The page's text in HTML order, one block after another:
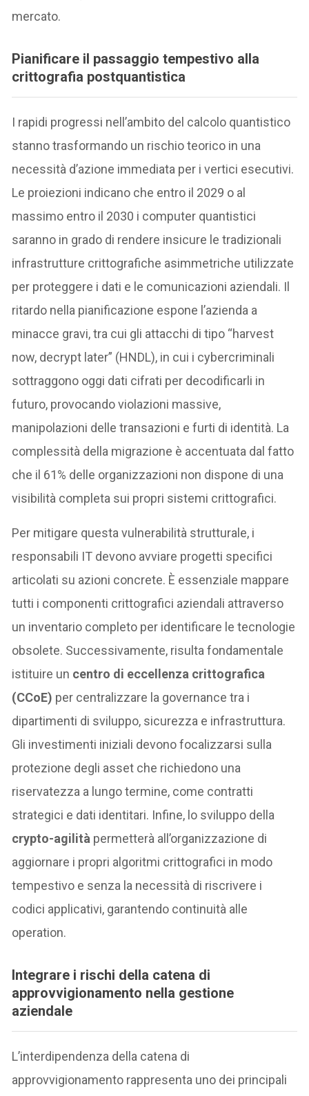
mercato.
Pianificare il passaggio tempestivo alla
crittografia postquantistica
I rapidi progressi nell’ambito del calcolo quantistico
stanno trasformando un rischio teorico in una
necessità d’azione immediata per i vertici esecutivi.
Le proiezioni indicano che entro il 2029 o al
massimo entro il 2030 i computer quantistici
saranno in grado di rendere insicure le tradizionali
infrastrutture crittografiche asimmetriche utilizzate
per proteggere i dati e le comunicazioni aziendali. Il
ritardo nella pianificazione espone l’azienda a
minacce gravi, tra cui gli attacchi di tipo “harvest
now, decrypt later” (HNDL), in cui i cybercriminali
sottraggono oggi dati cifrati per decodificarli in
futuro, provocando violazioni massive,
manipolazioni delle transazioni e furti di identità. La
complessità della migrazione è accentuata dal fatto
che il 61% delle organizzazioni non dispone di una
visibilità completa sui propri sistemi crittografici.
Per mitigare questa vulnerabilità strutturale, i
responsabili IT devono avviare progetti specifici
articolati su azioni concrete. È essenziale mappare
tutti i componenti crittografici aziendali attraverso
un inventario completo per identificare le tecnologie
obsolete. Successivamente, risulta fondamentale
istituire un centro di eccellenza crittografica
(CCoE) per centralizzare la governance tra i
dipartimenti di sviluppo, sicurezza e infrastruttura.
Gli investimenti iniziali devono focalizzarsi sulla
protezione degli asset che richiedono una
riservatezza a lungo termine, come contratti
strategici e dati identitari. Infine, lo sviluppo della
crypto-agilità permetterà all’organizzazione di
aggiornare i propri algoritmi crittografici in modo
tempestivo e senza la necessità di riscrivere i
codici applicativi, garantendo continuità alle
operation.
Integrare i rischi della catena di
approvvigionamento nella gestione
aziendale
L’interdipendenza della catena di
approvvigionamento rappresenta uno dei principali